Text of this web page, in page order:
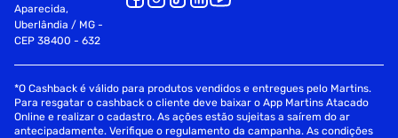
Aparecida,
Uberlândia / MG -
CEP 38400 - 632
*O Cashback é válido para produtos vendidos e entregues pelo Martins.
Para resgatar o cashback o cliente deve baixar o App Martins Atacado
Online e realizar o cadastro. As ações estão sujeitas a saírem do ar
antecipadamente. Verifique o regulamento da campanha. As condições